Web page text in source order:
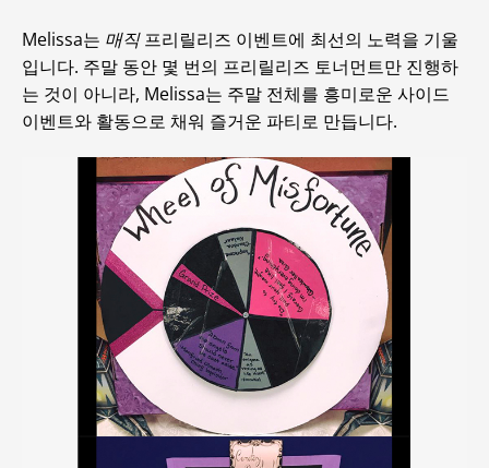
Melissa는 매직프리릴리즈 이벤트에 최선의 노력을 기울
입니다. 주말 동안 몇 번의 프리릴리즈 토너먼트만 진행하
는 것이 아니라, Melissa는 주말 전체를 흥미로운 사이드
이벤트와 활동으로 채워 즐거운 파티로 만듭니다.